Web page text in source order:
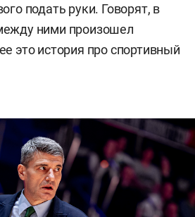
подать руки. Говорят, в
ними произошел
это история про спортивный